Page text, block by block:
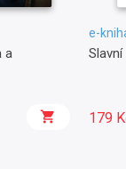
a
e-
179